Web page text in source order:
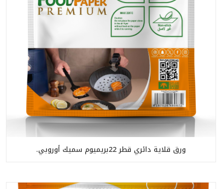
ورق قلاية دائري قطر 22بريميوم سميك أوروبي.